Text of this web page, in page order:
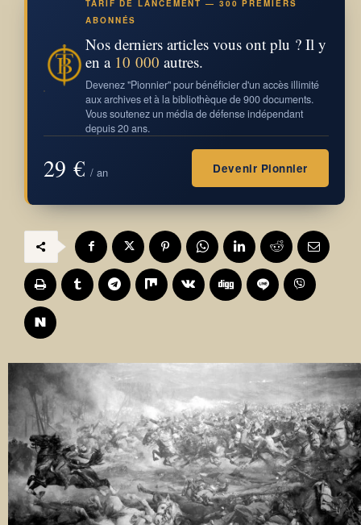
TARIF DE LANCEMENT — 300 PREMIERS
ABONNÉS
Nos derniers articles vous ont plu ? Il y
en a 10 000 autres.
Devenez "Pionnier" pour bénéficier d'un accès illimité
aux archives et à la bibliothèque de 900 documents.
Vous soutenez un média de défense indépendant
depuis 20 ans.
29 € / an Devenir Pionnier